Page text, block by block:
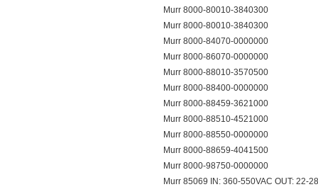
Murr 8000-80010-3840300
Murr 8000-80010-3840300
Murr 8000-84070-0000000
Murr 8000-86070-0000000
Murr 8000-88010-3570500
Murr 8000-88400-0000000
Murr 8000-88459-3621000
Murr 8000-88510-4521000
Murr 8000-88550-0000000
Murr 8000-88659-4041500
Murr 8000-98750-0000000
Murr 85069 IN: 360-550VAC OUT: 22-